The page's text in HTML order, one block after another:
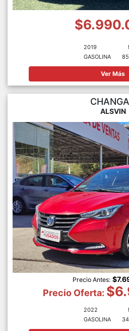
2019
GASOLINA
Ver Más
ALSVIN
Precio Antes:
Precio Oferta:
2022
GASOLINA